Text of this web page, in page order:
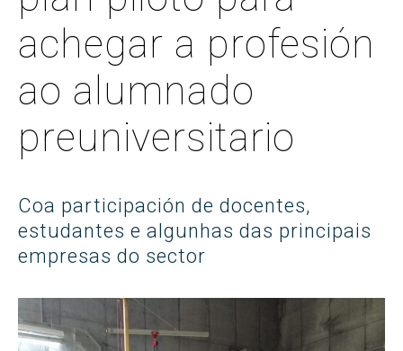
achegar a profesión
ao alumnado
preuniversitario
Coa participación de docentes,
estudantes e algunhas das principais
empresas do sector